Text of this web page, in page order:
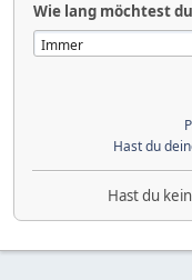
Wie lang möchtest
Hast du
Hast du